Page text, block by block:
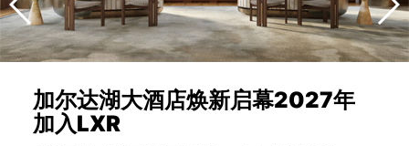
加尔达湖大酒店焕新启幕2027年
加入LXR